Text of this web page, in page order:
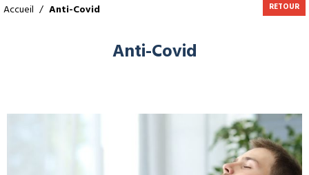
Accueil / Anti-Covid RETOUR
Anti-Covid